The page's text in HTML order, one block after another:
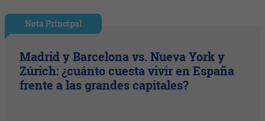
Nota Principal
Madrid y Barcelona vs. Nueva York y
Zúrich: ¿cuánto cuesta vivir en España
frente a las grandes capitales?